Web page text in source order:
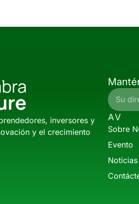
inversores y
y el crecimiento
AV
Sobre
Evento
Noticias